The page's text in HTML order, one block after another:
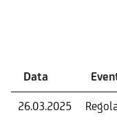
Data
26.03.2025